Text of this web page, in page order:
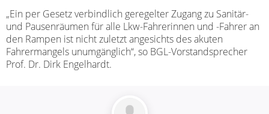
„Ein per Gesetz verbindlich geregelter Zugang zu Sanitär-
und Pausenräumen für alle Lkw-Fahrerinnen und -Fahrer an
den Rampen ist nicht zuletzt angesichts des akuten
Fahrermangels unumgänglich“, so BGL-Vorstandsprecher
Prof. Dr. Dirk Engelhardt.